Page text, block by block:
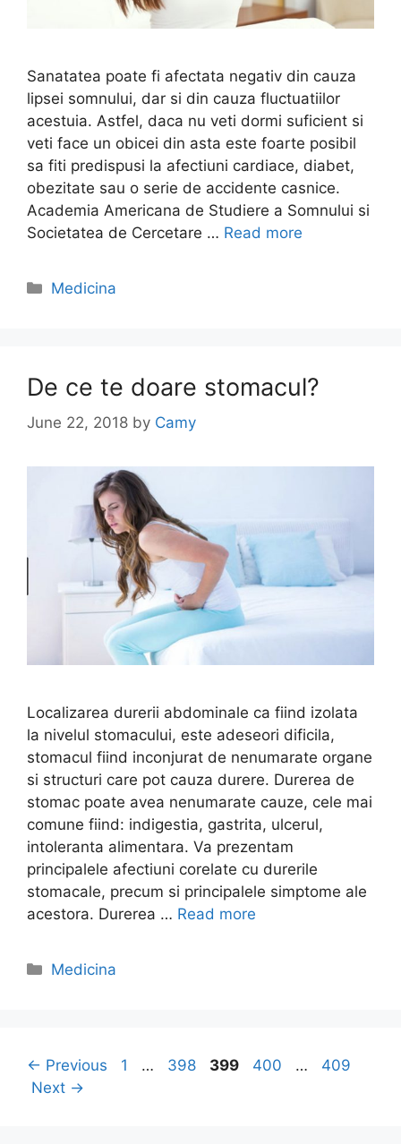
Sanatatea poate fi afectata negativ din cauza
lipsei somnului, dar si din cauza fluctuatiilor
acestuia. Astfel, daca nu veti dormi suficient si
veti face un obicei din asta este foarte posibil
sa fiti predispusi la afectiuni cardiace, diabet,
obezitate sau o serie de accidente casnice.
Academia Americana de Studiere a Somnului si
Societatea de Cercetare … Read more
Categories
Medicina
De ce te doare stomacul?
June 22, 2018 by Camy
Localizarea durerii abdominale ca fiind izolata
la nivelul stomacului, este adeseori dificila,
stomacul fiind inconjurat de nenumarate organe
si structuri care pot cauza durere. Durerea de
stomac poate avea nenumarate cauze, cele mai
comune fiind: indigestia, gastrita, ulcerul,
intoleranta alimentara. Va prezentam
principalele afectiuni corelate cu durerile
stomacale, precum si principalele simptome ale
acestora. Durerea … Read more
Categories
Medicina
Post
navigation
← Previous Page
1 … Page
398 Page
399 Page
400 … Page
409
Next →